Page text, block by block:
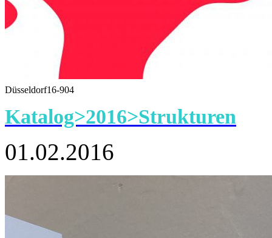
Düsseldorf16-904
Katalog>2016>Strukturen
01.02.2016